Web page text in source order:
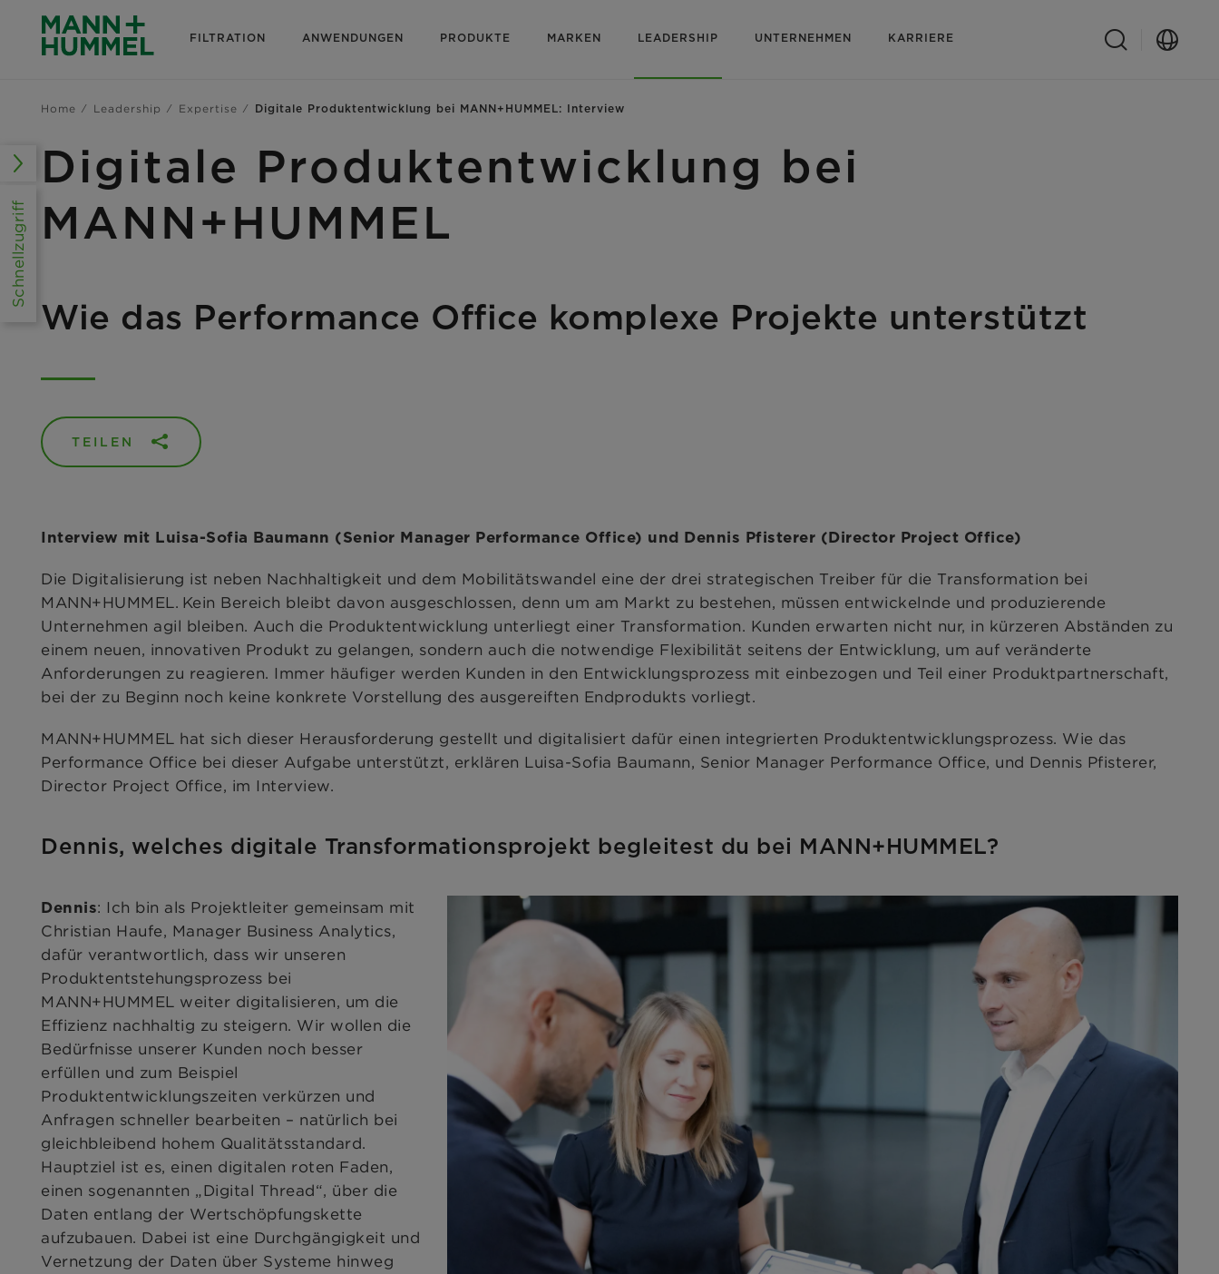
FILTRATION ANWENDUNGEN PRODUKTE MARKEN LEADERSHIP UNTERNEHMEN KARRIERE
Home Leadership Expertise Digitale Produktentwicklung bei MANN+HUMMEL: Interview
Digitale Produktentwicklung bei
MANN+HUMMEL
Wie das Performance Office komplexe Projekte unterstützt
TEILEN
Interview mit Luisa-Sofia Baumann (Senior Manager Performance Office) und Dennis Pfisterer (Director Project Office)
Die Digitalisierung ist neben Nachhaltigkeit und dem Mobilitätswandel eine der drei strategischen Treiber für die Transformation bei
MANN+HUMMEL. Kein Bereich bleibt davon ausgeschlossen, denn um am Markt zu bestehen, müssen entwickelnde und produzierende
Unternehmen agil bleiben. Auch die Produktentwicklung unterliegt einer Transformation. Kunden erwarten nicht nur, in kürzeren Abständen zu
einem neuen, innovativen Produkt zu gelangen, sondern auch die notwendige Flexibilität seitens der Entwicklung, um auf veränderte
Anforderungen zu reagieren. Immer häufiger werden Kunden in den Entwicklungsprozess mit einbezogen und Teil einer Produktpartnerschaft,
bei der zu Beginn noch keine konkrete Vorstellung des ausgereiften Endprodukts vorliegt.
MANN+HUMMEL hat sich dieser Herausforderung gestellt und digitalisiert dafür einen integrierten Produktentwicklungsprozess. Wie das
Performance Office bei dieser Aufgabe unterstützt, erklären Luisa-Sofia Baumann, Senior Manager Performance Office, und Dennis Pfisterer,
Director Project Office, im Interview.
Dennis, welches digitale Transformationsprojekt begleitest du bei MANN+HUMMEL?
Dennis: Ich bin als Projektleiter gemeinsam mit
Christian Haufe, Manager Business Analytics,
dafür verantwortlich, dass wir unseren
Produktentstehungsprozess bei
MANN+HUMMEL weiter digitalisieren, um die
Effizienz nachhaltig zu steigern. Wir wollen die
Bedürfnisse unserer Kunden noch besser
erfüllen und zum Beispiel
Produktentwicklungszeiten verkürzen und
Anfragen schneller bearbeiten – natürlich bei
gleichbleibend hohem Qualitätsstandard.
Hauptziel ist es, einen digitalen roten Faden,
einen sogenannten „Digital Thread“, über die
Daten entlang der Wertschöpfungskette
aufzubauen. Dabei ist eine Durchgängigkeit und
Vernetzung der Daten über Systeme hinweg
Schnellzugriff